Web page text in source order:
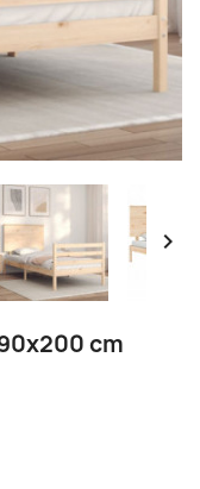

cm